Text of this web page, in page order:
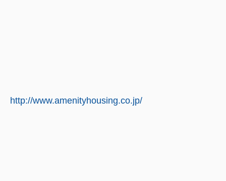
http://www.amenityhousing.co.jp/